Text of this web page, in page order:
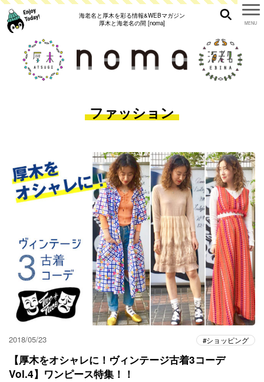
海老名と厚木を彩る情報&WEBマガジン
厚木と海老名の間 [noma]
ファッション
2018/05/23 ショッピング
【厚木をオシャレに！ヴィンテージ古着3コーデ
Vol.4】ワンピース特集！！